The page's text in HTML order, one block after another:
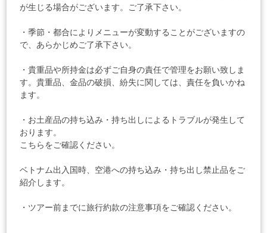
が生じる場合がございます。ご了承下さい。
・季節・都合によりメニューが変動することがございますの
で、あらかじめご了承下さい。
・貴重品や所持金は必ずご自身の責任で管理をお願い致しま
す。貴重品、金品の破損、紛失に関しては、責任を負いかね
ます。
・お土産品の持ち込み・持ち出しによるトラブルが発生して
おります。
こちらをご確認ください。
ベトナム出入国時、空港への持ち込み・持ち出し禁止品をご
紹介します。
・ツアー前までに旅行約款の注意事項をご確認ください。